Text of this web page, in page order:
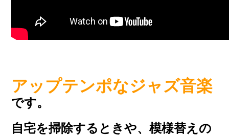
アップテンポなジャズ音楽
です。
自宅を掃除するときや、模様替えの